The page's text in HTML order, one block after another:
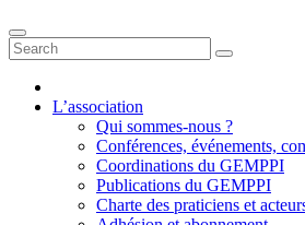
L’association
Qui sommes-nous ?
Conférences, événements,
Coordinations du GEMPPI
Publications du GEMPPI
Charte des praticiens et